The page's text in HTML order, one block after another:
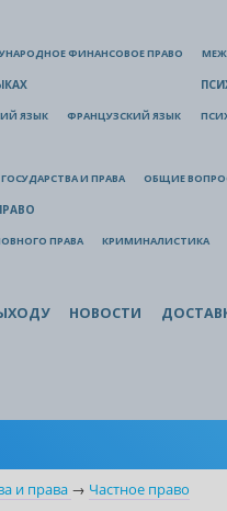
ФИНАНСОВОЕ ПРАВО
ЯЗЫК ФРАНЦУЗСКИЙ ЯЗЫК
И ПРАВА ОБЩИЕ
ПРАВА КРИМИНАЛИСТИКА
НОВОСТИ
и права → Частное право